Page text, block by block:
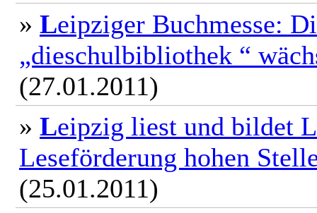
» Leipziger Buchmesse:
„dieschulbibliothek “
(27.01.2011)
» Leipzig liest und bildet
Leseförderung hohen
(25.01.2011)